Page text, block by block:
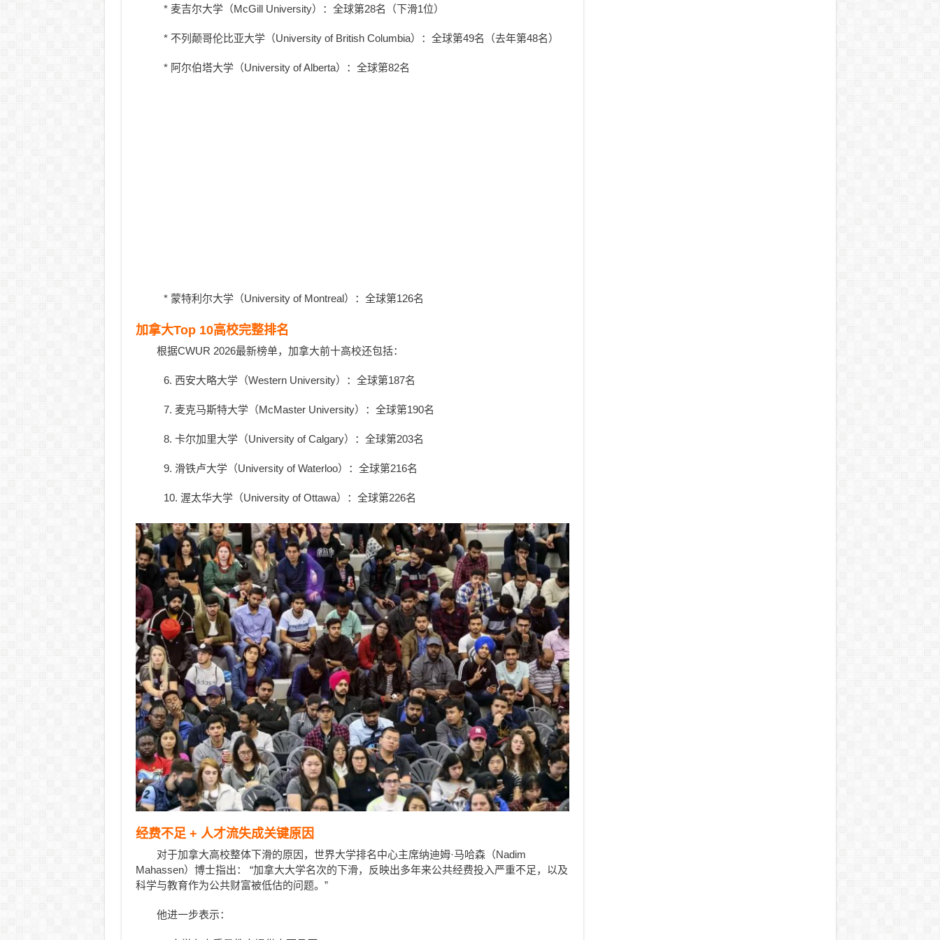
* 麦吉尔大学（McGill University）：全球第28名（下滑1位）
* 不列颠哥伦比亚大学（University of British Columbia）：全球第49名（去年第48名）
* 阿尔伯塔大学（University of Alberta）：全球第82名
* 蒙特利尔大学（University of Montreal）：全球第126名
加拿大Top 10高校完整排名
根据CWUR 2026最新榜单，加拿大前十高校还包括：
6. 西安大略大学（Western University）：全球第187名
7. 麦克马斯特大学（McMaster University）：全球第190名
8. 卡尔加里大学（University of Calgary）：全球第203名
9. 滑铁卢大学（University of Waterloo）：全球第216名
10. 渥太华大学（University of Ottawa）：全球第226名
经费不足 + 人才流失成关键原因
对于加拿大高校整体下滑的原因，世界大学排名中心主席纳迪姆·马哈森（Nadim
Mahassen）博士指出： “加拿大大学名次的下滑，反映出多年来公共经费投入严重不足，以及
科学与教育作为公共财富被低估的问题。”
他进一步表示：